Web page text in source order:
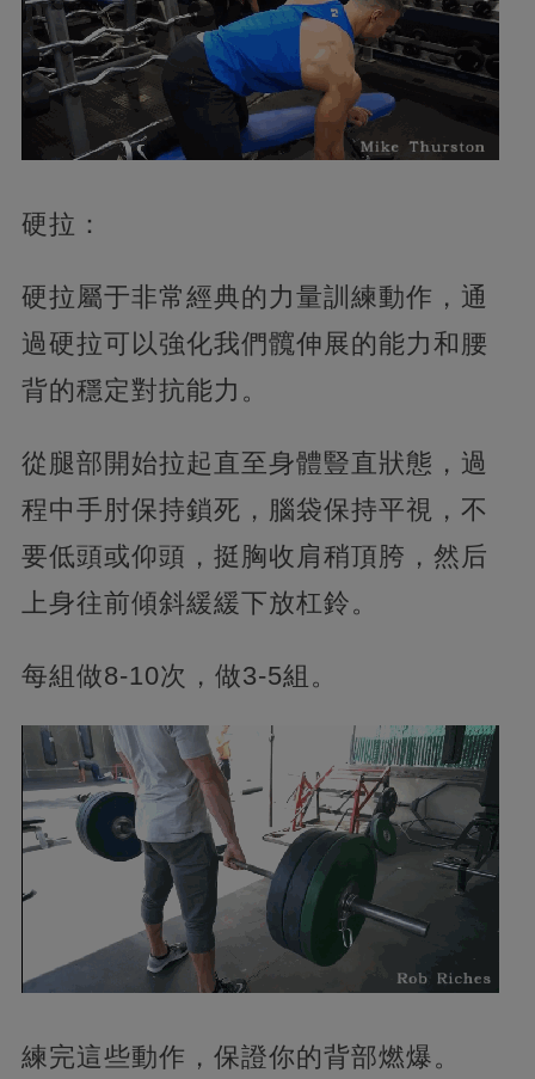
硬拉：
硬拉屬于非常經典的力量訓練動作，通
過硬拉可以強化我們髖伸展的能力和腰
背的穩定對抗能力。
從腿部開始拉起直至身體豎直狀態，過
程中手肘保持鎖死，腦袋保持平視，不
要低頭或仰頭，挺胸收肩稍頂胯，然后
上身往前傾斜緩緩下放杠鈴。
每組做8-10次，做3-5組。
練完這些動作，保證你的背部燃爆。